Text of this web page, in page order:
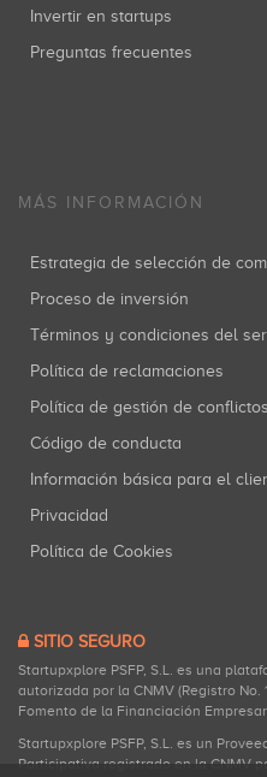
Invertir en startups
Preguntas frecuentes
MÁS INFORMACIÓN
Estrategia de selección de
Proceso de inversión
Términos y condiciones del
Política de reclamaciones
Política de gestión de
Código de conducta
Información básica para el
Privacidad
Política de Cookies
SITIO SEGURO
Startupxplore PSFP, S.L. es una
autorizada por la CNMV (Registro No.
Fomento de la Financiación
Startupxplore PSFP, S.L. es un
Participativa registrado en la CNMV